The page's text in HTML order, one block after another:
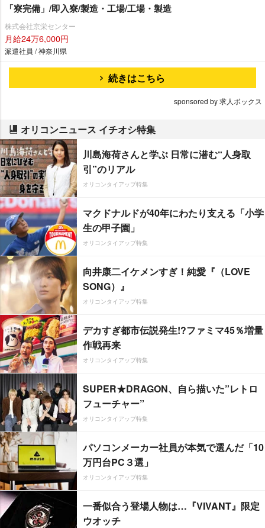
「寮完備」/即入寮/製造・工場/工場・製造
株式会社京栄センター
月給24万6,000円
派遣社員 / 神奈川県
続きはこちら
sponsored by 求人ボックス
オリコンニュース イチオシ特集
川島海荷さんと学ぶ 日常に潜む“人身取
引”のリアル
オリコンタイアップ特集
マクドナルドが40年にわたり支える「小学
生の甲子園」
オリコンタイアップ特集
向井康二イケメンすぎ！純愛『（LOVE
SONG）』
オリコンタイアップ特集
デカすぎ都市伝説発生!?ファミマ45％増量
作戦再来
オリコンタイアップ特集
SUPER★DRAGON、自ら描いた”レトロ
フューチャー”
オリコンタイアップ特集
パソコンメーカー社員が本気で選んだ「10
万円台PC３選」
オリコンタイアップ特集
一番似合う登場人物は…『VIVANT』限定
ウオッチ